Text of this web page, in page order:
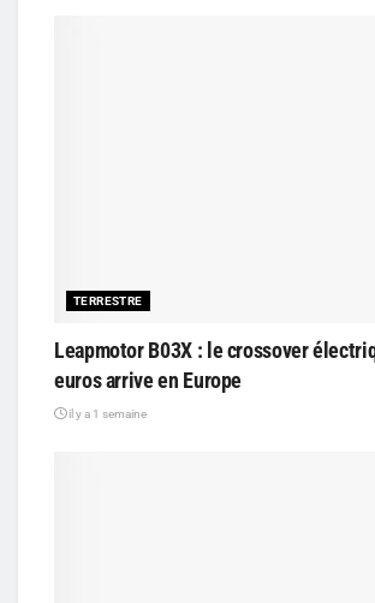
TERRESTRE
Leapmotor B03X : le crossover
euros arrive en Europe
il y a 1 semaine